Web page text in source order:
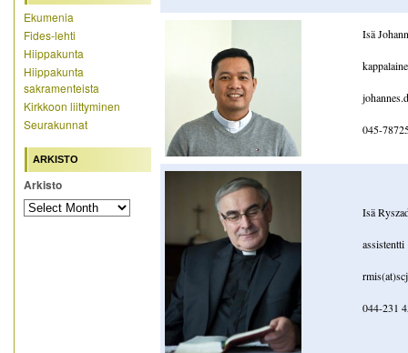
Ekumenia
Fides-lehti
Hiippakunta
Hiippakunta
sakramenteista
Kirkkoon liittyminen
Seurakunnat
ARKISTO
Arkisto
Isä
045-
Isä
assistentti
044-231